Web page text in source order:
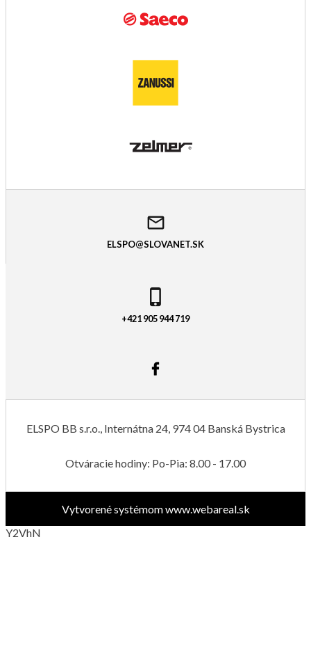
ELSPO@SLOVANET.SK
+421 905 944 719
ELSPO BB s.r.o., Internátna 24, 974 04 Banská Bystrica
Otváracie hodiny: Po-Pia: 8.00 - 17.00
Vytvorené systémomwww.webareal.sk
Y2VhN